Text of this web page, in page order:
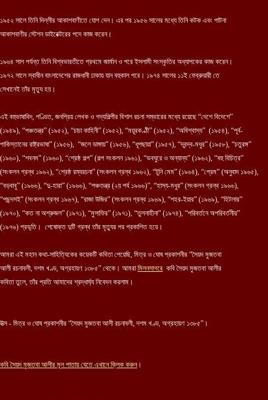
১৯৫২ সালে তিনি দিল্লীর আকাশবাণীতে যোগ দেন। এর পর ১৯৫৬ সালের মধ্যে তিনি কটক এবং পাটনা
আকাশবাণীর স্টেশন ডাইরেক্টরের পদে কাজ করেন।
১৯৬৪ সাল পর্যন্ত তিনি বিশ্বভারতীতে প্রথমে জার্মান ও পরে ইসলামী সংস্কৃতির অধ্যাপকের কাজ করেন।
১৯৭২ সালে স্বাধীন বাংলাদেশের রাজধানী ঢাকায় যান বহুকাল পরে। ১৯৭৪ সালের ১১ই ফেব্রুয়ারী তে
সেখানেই তাঁর মৃত্যু হয়।
এই বহুভাষাবিদ, পণ্ডিত, জনপ্রিয় লেখক ও গদ্যশিল্পীর বিশাল রচনা সম্ভারের মধ্যে রয়েছে “দেশে বিদেশে”
(১৯৪৯), “পঞ্চতন্ত্র” (১৯৫২), “চাচা কাহিনী” (১৯৫২), “ময়ূরকণ্ঠী” (১৯৫২), “অবিশ্বাস্য” (১৯৫৪), “পূর্ব-
পাকিস্তানের রাষ্ট্রভাষা” (১৯৫৬), “জলে ডাঙ্গায়” (১৯৫৬), “ধূপছায়া” (১৯৫৭), “দ্বন্দ্ব-মধুর” (১৯৫৮), “চতুরঙ্গ”
(১৯৬০), “শবনম” (১৯৬০), “শ্রেষ্ঠ গল্প” (গল্প সংকলন ১৯৬১), “ভবঘুরে ও অন্যান্য” (১৯৬২), “বহু বিচিত্র”
(সংকলন গ্রন্থ ১৯৬২), “শ্রেষ্ঠ রম্যরচনা” (সংকলন গ্রন্থ ১৯৬২), “টুনি মেম” (১৯৬৪), “প্রেম” (অনুবাদ ১৯৬৫),
“বড়বাবু” (১৯৬৬), “দু-হারা” (১৯৬৬), “পঞ্চতন্ত্র (২য় পর্ব ১৯৬৬)”, “হাস্য-মধুর” (সংকলন গ্রন্থ ১৯৬৬),
“পছন্দসই” (সংকলন গ্রন্থ ১৯৬৭), “রাজা উজির” (সংকলন গ্রন্থ ১৯৬৯), “শহর-ইয়ার” (১৯৬৯), “হিটলার”
(১৯৭০), “কত না অশ্রুজল” (১৯৭১), “মুসাফির” (১৯৭১), “তুলনাহীনা” (১৯৭৪), “পরিবর্তনে অপরিবর্তনীয়”
(১৯৭৬) প্রভৃতি। শেষোক্ত দুটি গ্রন্থ তাঁর মৃত্যুর পর প্রকাশিত হয়ে।
আমরা এই মহান কথা-সাহিত্যিকের কয়েকটি কবিতা পেয়েছি, মিত্র ও ঘোষ প্রকাশনীর “সৈয়দ মুজতবা
আলী রচনাবলী, দশম খণ্ড, অগ্রহায়ণ ১৩৮৫” থেকে। আমরামিলনসাগরে কবি সৈয়দ মুজতবা আলীর
কবিতা তুলে, তাঁর প্রতি আমাদের শ্রদ্ধার্ঘ্য নিবেদন করলাম।
উত্স - মিত্র ও ঘোষ প্রকাশনীর “সৈয়দ মুজতবা আলী রচনাবলী, দশম খণ্ড, অগ্রহায়ণ ১৩৮৫”।
কবি সৈয়দ মুজতবা আলীর মূল পাতায় যেতে এখানে ক্লিক করুন।